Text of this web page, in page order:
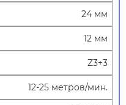
24 мм
12 мм
Z3+3
12-25 метров/мин.